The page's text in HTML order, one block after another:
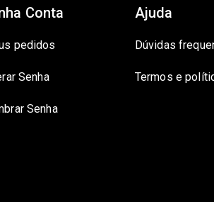
Conta
pedidos
Senha
Senha
Ajuda
Dúvidas
Termos e